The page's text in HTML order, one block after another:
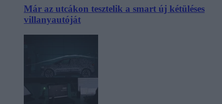
Már az utcákon tesztelik a smart új kétüléses
villanyautóját